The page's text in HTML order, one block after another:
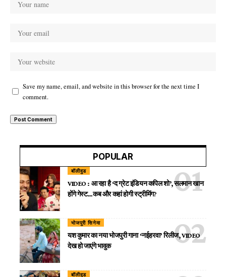
Save my name, email, and website in this browser for the next time I
comment.
POPULAR
बॉलीवुड
VIDEO : आ रहा है ‘द ग्रेट इंडियन कपिल शो’, सलमान खान
होंगे गेस्ट…कब और कहां होगी स्ट्रीमिंग?
भोजपुरी सिनेमा
यश कुमार का नया भोजपुरी गाना ‘नईहरवा’ रिलीज, VIDEO
देख हो जाएंगे भावुक
बॉलीवुड